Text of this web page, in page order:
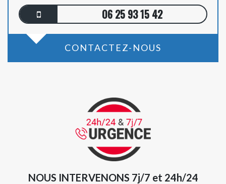
06 25 93 15 42
CONTACTEZ-NOUS
NOUS INTERVENONS 7j/7 et 24h/24